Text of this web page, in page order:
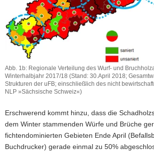
(Gesamtwald
den
Strukturen
der
einschließlich
des
nicht
bewirtschafteten
NLP
»Sächsische
Schweiz«)
Abb. 1b: Regionale Verteilung des Wurf- und
Winterhalbjahr 2017/18 (Stand: 30.April 2018;
Strukturen der uFB; einschließlich des nicht
NLP »Sächsische Schweiz«)
1b:
Verteilung
des
Wurf-
Erschwerend kommt hinzu, dass die
dem Winter stammenden Würfe und Brüche
fichtendominierten Gebieten Ende April
Buchdrucker) gerade einmal zu 50%